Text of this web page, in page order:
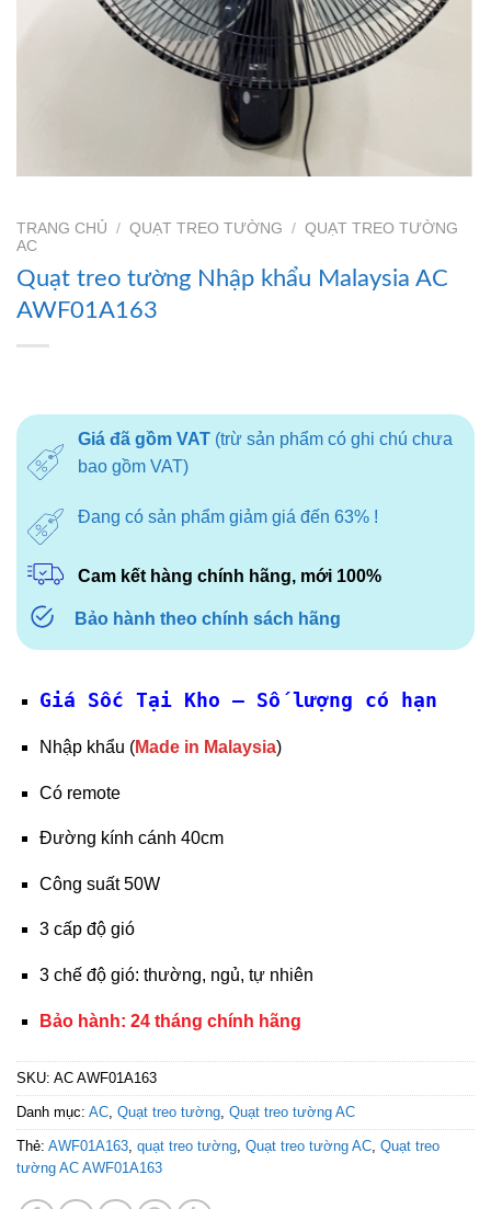
TRANG CHỦ / QUẠT TREO TƯỜNG / QUẠT TREO TƯỜNG
AC
Quạt treo tường Nhập khẩu Malaysia AC
AWF01A163
Giá đã gồm VAT(trừ sản phẩm có ghi chú chưa
bao gồm VAT)
Đang có sản phẩm giảm giá đến 63% !
Cam kết hàng chính hãng, mới 100%
Bảo hành theo chính sách hãng
Giá Sốc Tại Kho – Số lượng có hạn
Nhập khẩu (Made in Malaysia)
Có remote
Đường kính cánh 40cm
Công suất 50W
3 cấp độ gió
3 chế độ gió: thường, ngủ, tự nhiên
Bảo hành: 24 tháng chính hãng
SKU: AC AWF01A163
Danh mục: AC, Quạt treo tường, Quạt treo tường AC
Thẻ: AWF01A163, quạt treo tường, Quạt treo tường AC, Quạt treo
tường AC AWF01A163